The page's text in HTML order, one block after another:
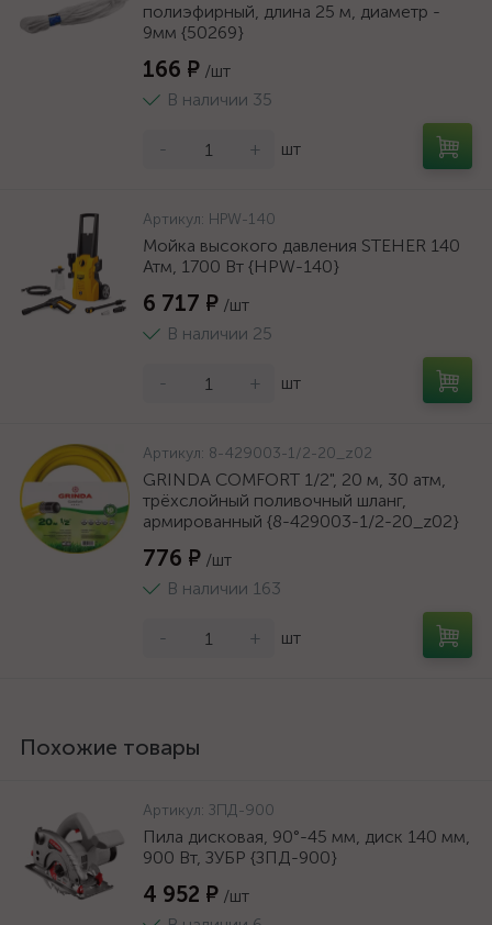
полиэфирный, длина 25 м, диаметр -
9мм {50269}
166 ₽ /шт
В наличии 35
- + шт
Артикул: HPW-140
Мойка высокого давления STEHER 140
Атм, 1700 Вт {HPW-140}
6 717 ₽ /шт
В наличии 25
- + шт
Артикул: 8-429003-1/2-20_z02
GRINDA COMFORT 1/2", 20 м, 30 атм,
трёхслойный поливочный шланг,
армированный {8-429003-1/2-20_z02}
776 ₽ /шт
В наличии 163
- + шт
Похожие товары
Артикул: ЗПД-900
Пила дисковая, 90°-45 мм, диск 140 мм,
900 Вт, ЗУБР {ЗПД-900}
4 952 ₽ /шт